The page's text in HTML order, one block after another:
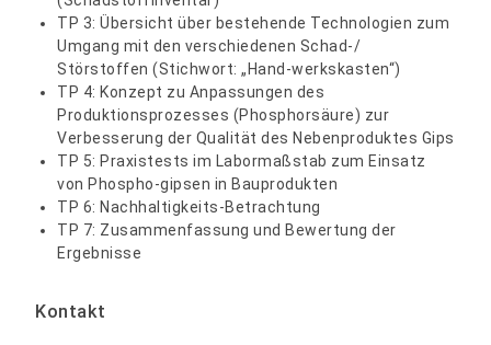
TP 3: Übersicht über bestehende Technologien zum
Umgang mit den verschiedenen Schad-/
Störstoffen (Stichwort: „Hand-werkskasten“)
TP 4: Konzept zu Anpassungen des
Produktionsprozesses (Phosphorsäure) zur
Verbesserung der Qualität des Nebenproduktes Gips
TP 5: Praxistests im Labormaßstab zum Einsatz
von Phospho-gipsen in Bauprodukten
TP 6: Nachhaltigkeits-Betrachtung
TP 7: Zusammenfassung und Bewertung der
Ergebnisse
Kontakt